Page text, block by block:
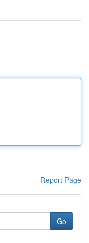
Report Page
Go